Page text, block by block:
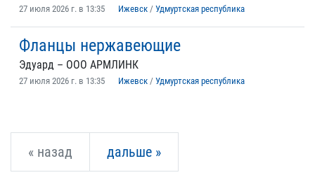
27 июля 2026 г. в 13:35 Ижевск / Удмуртская республика
Фланцы нержавеющие
Эдуард – ООО АРМЛИНК
27 июля 2026 г. в 13:35 Ижевск / Удмуртская республика
« назад дальше »